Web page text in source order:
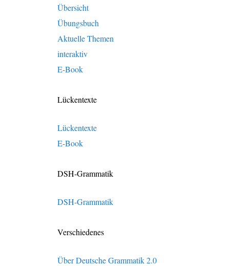
Übersicht
Übungsbuch
Aktuelle Themen
interaktiv
E-Book
Lückentexte
Lückentexte
E-Book
DSH-Grammatik
DSH-Grammatik
Verschiedenes
Über Deutsche Grammatik 2.0